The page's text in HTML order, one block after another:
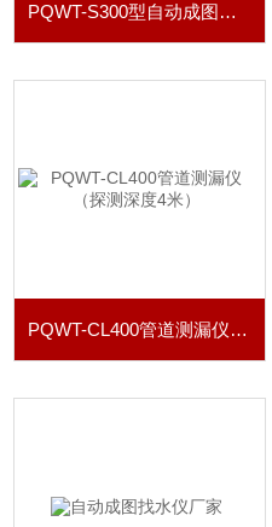
PQWT-S300型自动成图找水仪
PQWT-CL400管道测漏仪 （探测深度4米）